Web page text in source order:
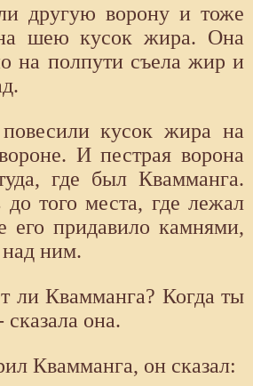
другую ворону и тоже
шею кусок жира. Она
на полпути съела жир и
кусок жира на
И пестрая ворона
где был Квамманга.
до того места, где лежал
его придавило камнями,
над ним.
ли Квамманга? Когда ты
она.
Квамманга, он сказал: